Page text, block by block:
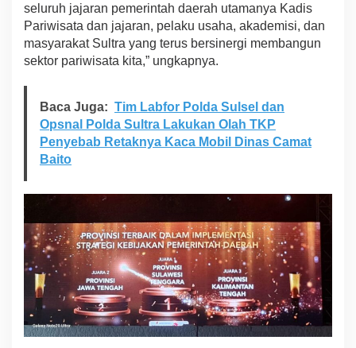
seluruh jajaran pemerintah daerah utamanya Kadis
Pariwisata dan jajaran, pelaku usaha, akademisi, dan
masyarakat Sultra yang terus bersinergi membangun
sektor pariwisata kita,” ungkapnya.
Baca Juga: Tim Labfor Polda Sulsel dan
Opsnal Polda Sultra Lakukan Olah TKP
Penyebab Retaknya Kaca Mobil Dinas Camat
Baito